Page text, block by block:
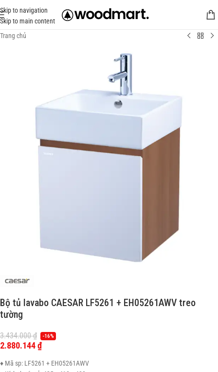
Skip to navigation
Skip to main content
Trang chủ
Bộ tủ lavabo CAESAR LF5261 + EH05261AWV treo
tường
3.434.000₫ -16%
2.880.144₫
♦ Mã sp: LF5261 + EH05261AWV